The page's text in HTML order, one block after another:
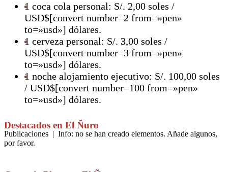
1 coca cola personal: S/. 2,00 soles /
USD$[convert number=2 from=»pen»
to=»usd»] dólares.
1 cerveza personal: S/. 3,00 soles /
USD$[convert number=3 from=»pen»
to=»usd»] dólares.
1 noche alojamiento ejecutivo: S/. 100,00 soles
/ USD$[convert number=100 from=»pen»
to=»usd»] dólares.
Destacados en El Ñuro
Publicaciones | Info: no se han creado elementos. Añade algunos,
por favor.